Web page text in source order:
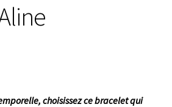
choisissez ce bracelet qui